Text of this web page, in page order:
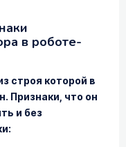
в роботе-
строя которой в
Признаки, что он
и без